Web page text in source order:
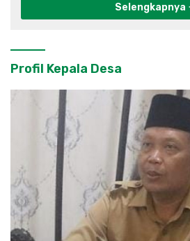
Selengkapnya
Profil Kepala Desa